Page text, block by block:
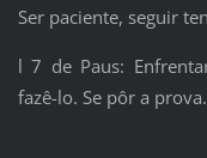
Ser paciente, seguir
l 7 de Paus:
fazê-lo. Se pôr a